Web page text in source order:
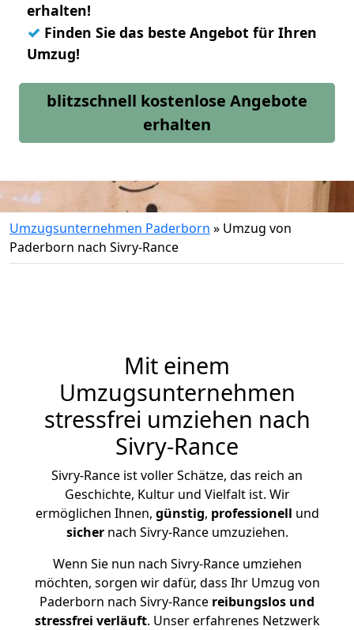
erhalten!
✓ Finden Sie das beste Angebot für Ihren
Umzug!
blitzschnell kostenlose Angebote
erhalten
Umzugsunternehmen Paderborn » Umzug von
Paderborn nach Sivry-Rance
Mit einem
Umzugsunternehmen
stressfrei umziehen nach
Sivry-Rance
Sivry-Rance ist voller Schätze, das reich an
Geschichte, Kultur und Vielfalt ist. Wir
ermöglichen Ihnen, günstig, professionell und
sichernach Sivry-Rance umzuziehen.
Wenn Sie nun nach Sivry-Rance umziehen
möchten, sorgen wir dafür, dass Ihr Umzug von
Paderborn nach Sivry-Rance reibungslos und
stressfrei verläuft. Unser erfahrenes Netzwerk